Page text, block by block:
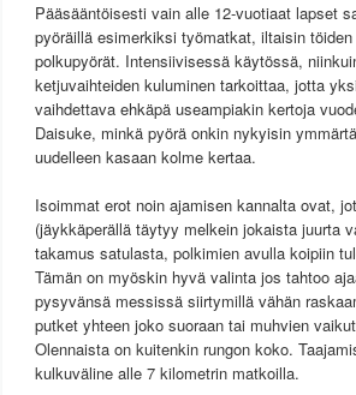
Pääsääntöisesti vain alle 12-vuotiaat lapset
pyöräillä esimerkiksi työmatkat, iltaisin
polkupyörät. Intensiivisessä käytössä,
ketjuvaihteiden kuluminen tarkoittaa, jotta
vaihdettava ehkäpä useampiakin kertoja
Daisuke, minkä pyörä onkin nykyisin
uudelleen kasaan kolme kertaa.
Isoimmat erot noin ajamisen kannalta ovat,
(jäykkäperällä täytyy melkein jokaista juurta
takamus satulasta, polkimien avulla koipiin
Tämän on myöskin hyvä valinta jos tahtoo
pysyvänsä messissä siirtymillä vähän
putket yhteen joko suoraan tai muhvien
Olennaista on kuitenkin rungon koko.
kulkuväline alle 7 kilometrin matkoilla.